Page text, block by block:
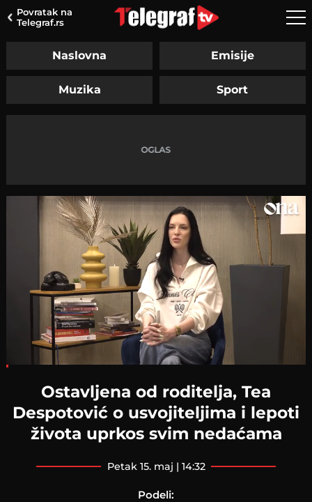
Povratak na
Telegraf.rs
Naslovna Emisije
Muzika Sport
Ostavljena od roditelja, Tea
Despotović o usvojiteljima i lepoti
života uprkos svim nedaćama
petak 15. maj | 14:32
Podeli: